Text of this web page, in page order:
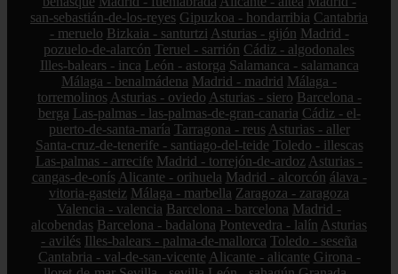
san-sebastián-de-los-reyes Gipuzkoa - hondarribia Cantabria
- meruelo Bizkaia - santurtzi Asturias - gijón Madrid -
pozuelo-de-alarcón Teruel - sarrión Cádiz - algodonales
Illes-balears - inca León - astorga Salamanca - salamanca
Málaga - benalmádena Madrid - madrid Málaga -
torremolinos Asturias - oviedo Asturias - siero Barcelona -
berga Las-palmas - las-palmas-de-gran-canaria Cádiz - el-
puerto-de-santa-maría Tarragona - reus Asturias - aller
Santa-cruz-de-tenerife - santiago-del-teide Toledo - illescas
Las-palmas - arrecife Madrid - torrejón-de-ardoz Asturias -
cangas-de-onís Alicante - orihuela Madrid - alcorcón álava -
vitoria-gasteiz Málaga - marbella Zaragoza - zaragoza
Valencia - valencia Barcelona - barcelona Madrid -
alcobendas Barcelona - badalona Pontevedra - lalín Asturias
- avilés Illes-balears - palma-de-mallorca Toledo - seseña
Cantabria - val-de-san-vicente Alicante - alicante Girona -